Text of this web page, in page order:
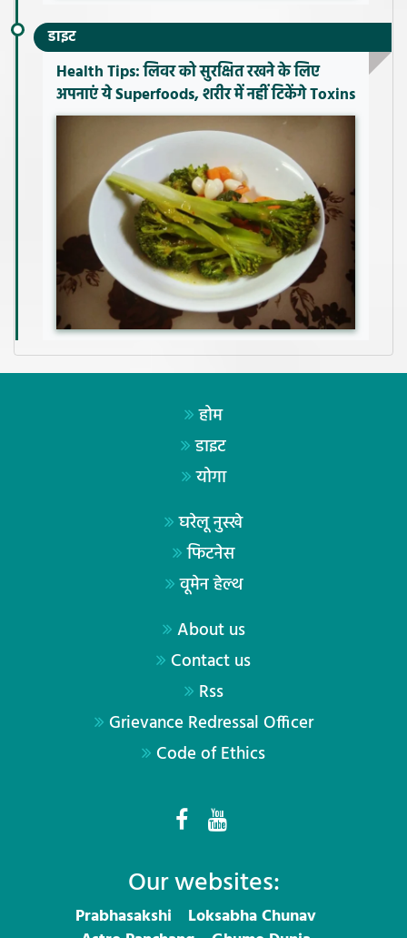
डाइट
Health Tips: लिवर को सुरक्षित रखने के लिए
अपनाएं ये Superfoods, शरीर में नहीं टिकेंगे Toxins
होम
डाइट
योगा
घरेलू नुस्खे
फिटनेस
वूमेन हेल्थ
About us
Contact us
Rss
Grievance Redressal Officer
Code of Ethics
Our websites:
Prabhasakshi
Loksabha Chunav